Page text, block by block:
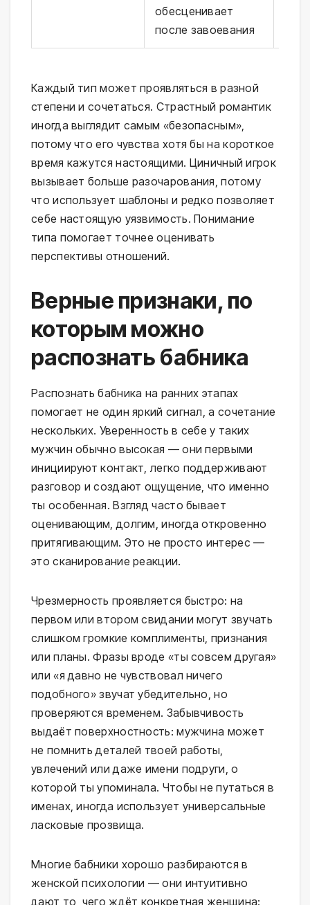
обесценивает
после завоевания
Каждый тип может проявляться в разной
степени и сочетаться. Страстный романтик
иногда выглядит самым «безопасным»,
потому что его чувства хотя бы на короткое
время кажутся настоящими. Циничный игрок
вызывает больше разочарования, потому
что использует шаблоны и редко позволяет
себе настоящую уязвимость. Понимание
типа помогает точнее оценивать
перспективы отношений.
Верные признаки, по
которым можно
распознать бабника
Распознать бабника на ранних этапах
помогает не один яркий сигнал, а сочетание
нескольких. Уверенность в себе у таких
мужчин обычно высокая — они первыми
инициируют контакт, легко поддерживают
разговор и создают ощущение, что именно
ты особенная. Взгляд часто бывает
оценивающим, долгим, иногда откровенно
притягивающим. Это не просто интерес —
это сканирование реакции.
Чрезмерность проявляется быстро: на
первом или втором свидании могут звучать
слишком громкие комплименты, признания
или планы. Фразы вроде «ты совсем другая»
или «я давно не чувствовал ничего
подобного» звучат убедительно, но
проверяются временем. Забывчивость
выдаёт поверхностность: мужчина может
не помнить деталей твоей работы,
увлечений или даже имени подруги, о
которой ты упоминала. Чтобы не путаться в
именах, иногда использует универсальные
ласковые прозвища.
Многие бабники хорошо разбираются в
женской психологии — они интуитивно
дают то, чего ждёт конкретная женщина: